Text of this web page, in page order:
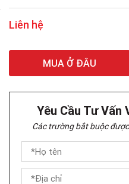
Liên hệ
MUA Ở ĐÂU
Yêu Cầu Tư Vấn
Các trường bắt buộc